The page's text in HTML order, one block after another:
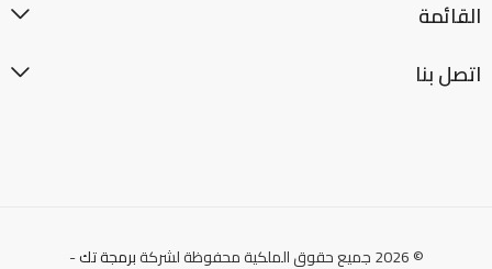
القائمة
اتصل بنا
© 2026 جميع حقوق الملكية محفوظة لشركة برمجة تك-